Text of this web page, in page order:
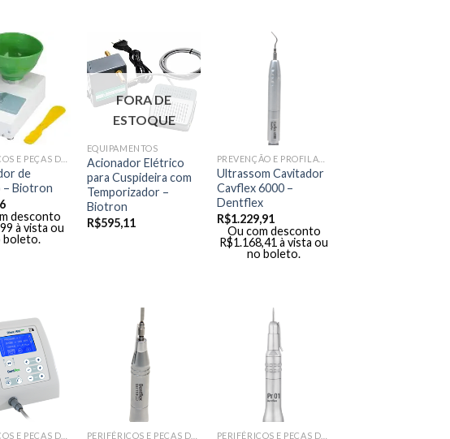
de
– Biotron
desconto
à vista ou
boleto.
FORA DE
ESTOQUE
EQUIPAMENTOS
Acionador Elétrico
para Cuspideira com
Temporizador –
Biotron
R$595,11
Ultrassom Cavitador
Cavflex 6000 –
Dentflex
R$1.229,91
Ou com desconto
R$1.168,41 à vista ou
no boleto.